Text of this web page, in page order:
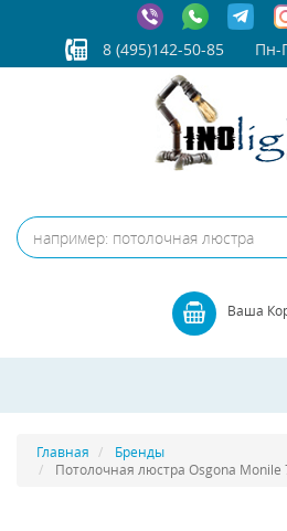
8 (495)142-50-85 Пн-
Ваша
Главная
Бренды
Потолочная люстра Osgona Monile